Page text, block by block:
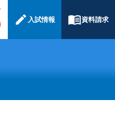
入試情報 資料請求